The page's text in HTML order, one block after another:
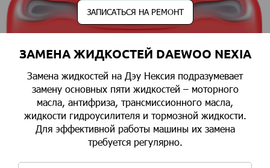
ЗАПИСАТЬСЯ НА РЕМОНТ
ЗАМЕНА ЖИДКОСТЕЙ DAEWOO NEXIA
Замена жидкостей на Дэу Нексия подразумевает
замену основных пяти жидкостей – моторного
масла, антифриза, трансмиссионного масла,
жидкости гидроусилителя и тормозной жидкости.
Для эффективной работы машины их замена
требуется регулярно.